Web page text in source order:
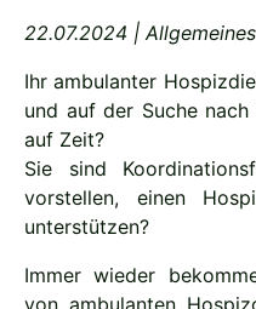
22.07.2024 | Allgemeines
Ihr ambulanter
und auf der Suche
auf Zeit?
Sie sind
vorstellen, einen
unterstützen?
Immer wieder
von ambulanten